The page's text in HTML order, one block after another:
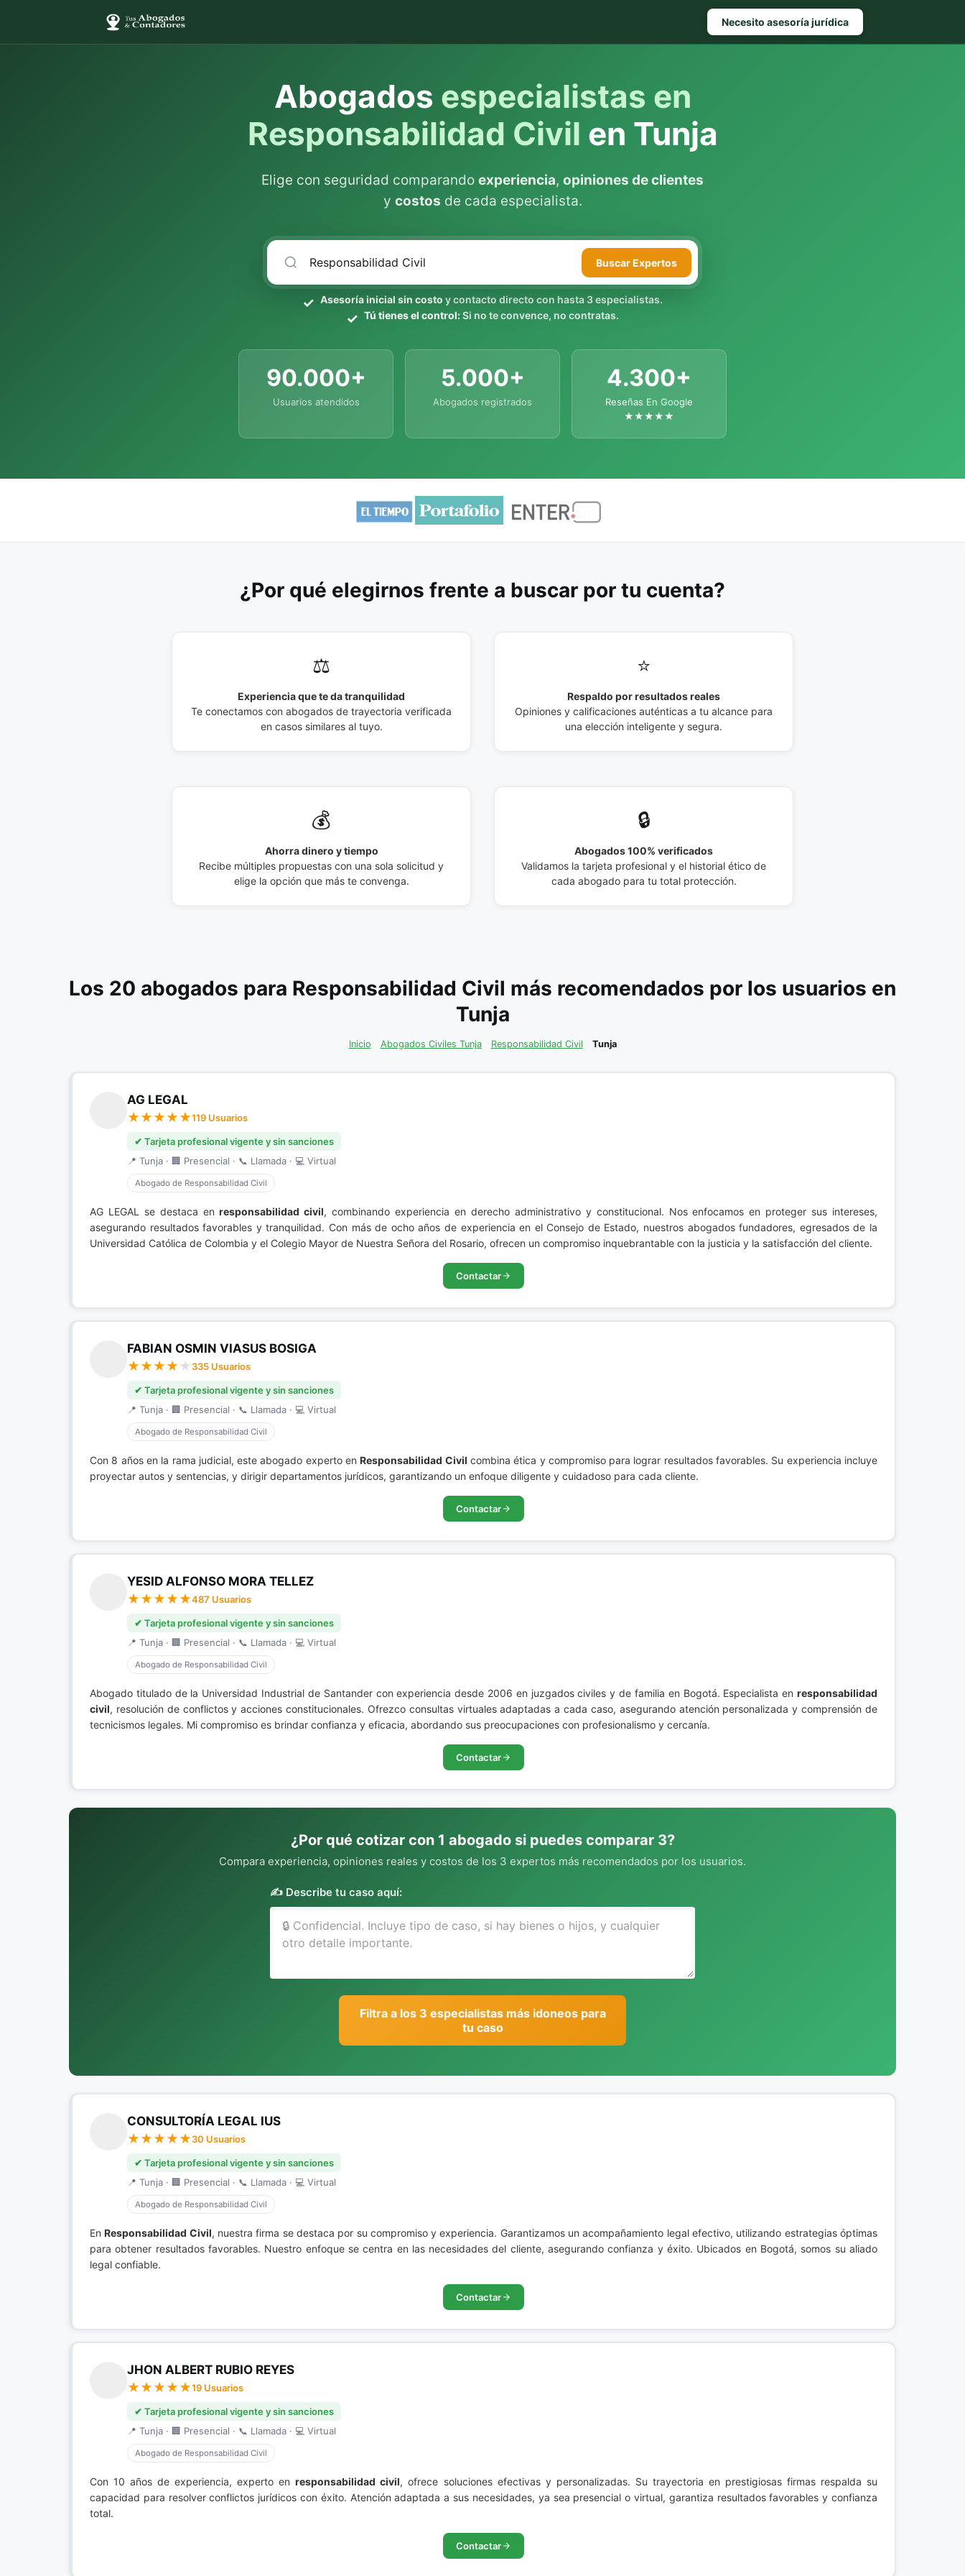
Necesito asesoría jurídica
Abogados especialistas en
Responsabilidad Civil en Tunja
Elige con seguridad comparando experiencia, opiniones de clientes
y costos de cada especialista.
BuscarExpertos
Asesoría inicial sin costo y contacto directo con hasta 3 especialistas.
Tú tienes el control:Si no te convence, no contratas.
90.000+
Usuarios atendidos
5.000+
Abogados registrados
4.300+
Reseñas En Google
★★★★★
¿Por qué elegirnos frente a buscar por tu cuenta?
⚖️
Experiencia que te da tranquilidad
Te conectamos con abogados de trayectoria verificada
en casos similares al tuyo.
⭐
Respaldo por resultados reales
Opiniones y calificaciones auténticas a tu alcance para
una elección inteligente y segura.
💰
Ahorra dinero y tiempo
Recibe múltiples propuestas con una sola solicitud y
elige la opción que más te convenga.
🔒
Abogados 100% verificados
Validamos la tarjeta profesional y el historial ético de
cada abogado para tu total protección.
Los 20 abogados para Responsabilidad Civil más recomendados por los usuarios en
Tunja
Inicio Abogados Civiles Tunja Responsabilidad Civil Tunja
AG LEGAL
119 Usuarios
✔ Tarjeta profesional vigente y sin sanciones
📍 Tunja · 🏢 Presencial · 📞 Llamada · 💻 Virtual
Abogado de Responsabilidad Civil
AG LEGAL se destaca enresponsabilidad civil, combinando experiencia en derecho administrativo y constitucional. Nos enfocamos en proteger sus intereses,
asegurando resultados favorables y tranquilidad. Con más de ocho años de experiencia en el Consejo de Estado, nuestros abogados fundadores, egresados de la
Universidad Católica de Colombia y el Colegio Mayor de Nuestra Señora del Rosario, ofrecen un compromiso inquebrantable con la justicia y la satisfacción del cliente.
Contactar
FABIAN OSMIN VIASUS BOSIGA
335 Usuarios
✔ Tarjeta profesional vigente y sin sanciones
📍 Tunja · 🏢 Presencial · 📞 Llamada · 💻 Virtual
Abogado de Responsabilidad Civil
Con 8 años en la rama judicial, este abogado experto enResponsabilidad Civil combina ética y compromiso para lograr resultados favorables. Su experiencia incluye
proyectar autos y sentencias, y dirigir departamentos jurídicos, garantizando un enfoque diligente y cuidadoso para cada cliente.
Contactar
YESID ALFONSO MORA TELLEZ
487 Usuarios
✔ Tarjeta profesional vigente y sin sanciones
📍 Tunja · 🏢 Presencial · 📞 Llamada · 💻 Virtual
Abogado de Responsabilidad Civil
Abogado titulado de la Universidad Industrial de Santander con experiencia desde 2006 en juzgados civiles y de familia en Bogotá. Especialista en responsabilidad
civil, resolución de conflictos y acciones constitucionales. Ofrezco consultas virtuales adaptadas a cada caso, asegurando atención personalizada y comprensión de
tecnicismos legales. Mi compromiso es brindar confianza y eficacia, abordando sus preocupaciones con profesionalismo y cercanía.
Contactar
¿Por qué cotizar con 1 abogado si puedes comparar 3?
Compara experiencia, opiniones reales y costos de los 3 expertos más recomendados por los usuarios.
✍️ Describe tu caso aquí:
Filtra a los 3 especialistas más idoneos para
tu caso
CONSULTORÍA LEGAL IUS
30 Usuarios
✔ Tarjeta profesional vigente y sin sanciones
📍 Tunja · 🏢 Presencial · 📞 Llamada · 💻 Virtual
Abogado de Responsabilidad Civil
EnResponsabilidad Civil, nuestra firma se destaca por su compromiso y experiencia. Garantizamos un acompañamiento legal efectivo, utilizando estrategias óptimas
para obtener resultados favorables. Nuestro enfoque se centra en las necesidades del cliente, asegurando confianza y éxito. Ubicados en Bogotá, somos su aliado
legal confiable.
Contactar
JHON ALBERT RUBIO REYES
19 Usuarios
✔ Tarjeta profesional vigente y sin sanciones
📍 Tunja · 🏢 Presencial · 📞 Llamada · 💻 Virtual
Abogado de Responsabilidad Civil
Con 10 años de experiencia, experto enresponsabilidad civil, ofrece soluciones efectivas y personalizadas. Su trayectoria en prestigiosas firmas respalda su
capacidad para resolver conflictos jurídicos con éxito. Atención adaptada a sus necesidades, ya sea presencial o virtual, garantiza resultados favorables y confianza
total.
Contactar